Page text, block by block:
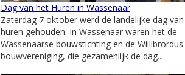
Dag van het Huren in Wassenaar
Zaterdag 7 oktober werd de landelijke dag
huren gehouden. In Wassenaar waren het de
Wassenaarse bouwstichting en de Willibrordus
bouwvereniging, die gezamenlijk de dag...